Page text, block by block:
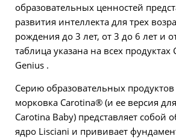
образовательных ценностей
развития интеллекта для трех
рождения до 3 лет, от 3 до 6 лет и
таблица указана на всех продуктах
Genius .
Серию образовательных
морковка Carotina® (и ее версия
Carotina Baby) представляет собой
ядро Lisciani и прививает